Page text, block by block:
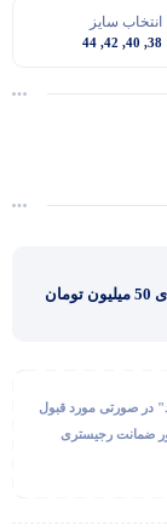
انتخاب سایز
38, 40, 42, 44
در صورتی مورد قبول
ضمانت رجیستری